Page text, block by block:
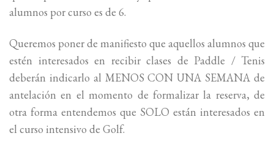
alumnos por curso es de 6.
Queremos poner de manifiesto que aquellos alumnos que
estén interesados en recibir clases de Paddle / Tenis
deberán indicarlo al MENOS CON UNA SEMANA de
antelación en el momento de formalizar la reserva, de
otra forma entendemos que SOLO están interesados en
el curso intensivo de Golf.